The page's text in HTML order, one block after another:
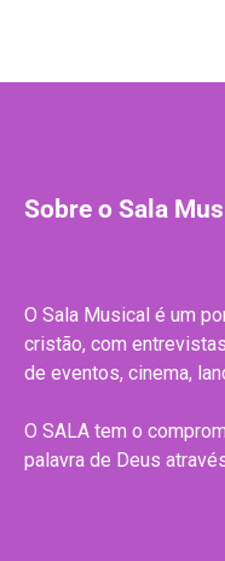
Sobre o Sala
O Sala Musical é um
cristão, com
de eventos, cinema,
O SALA tem o
palavra de Deus